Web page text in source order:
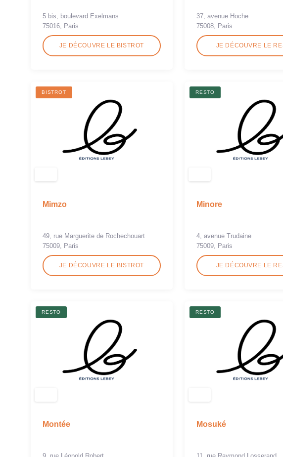
5 bis, boulevard Exelmans
75016, Paris
JE DÉCOUVRE LE BISTROT
37, avenue Hoche
75008, Paris
JE DÉCOUVRE LE
BISTROT
Mimzo
49, rue Marguerite de Rochechouart
75009, Paris
JE DÉCOUVRE LE BISTROT
RESTO
Minore
4, avenue Trudaine
75009, Paris
JE DÉCOUVRE LE
RESTO
Montée
RESTO
Mosuké